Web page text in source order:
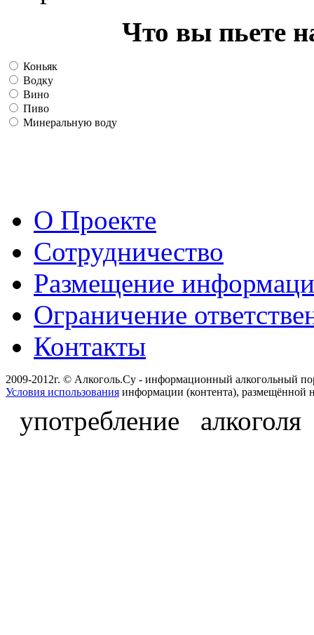
Что вы пьете
Коньяк
Водку
Вино
Пиво
Минеральную воду
О Проекте
Сотрудничество
Размещение
Ограничение
Контакты
2009-2012г. © Алкоголь.Су - информационный алкогольный
Условия использования информации (контента), размещённой
употребление